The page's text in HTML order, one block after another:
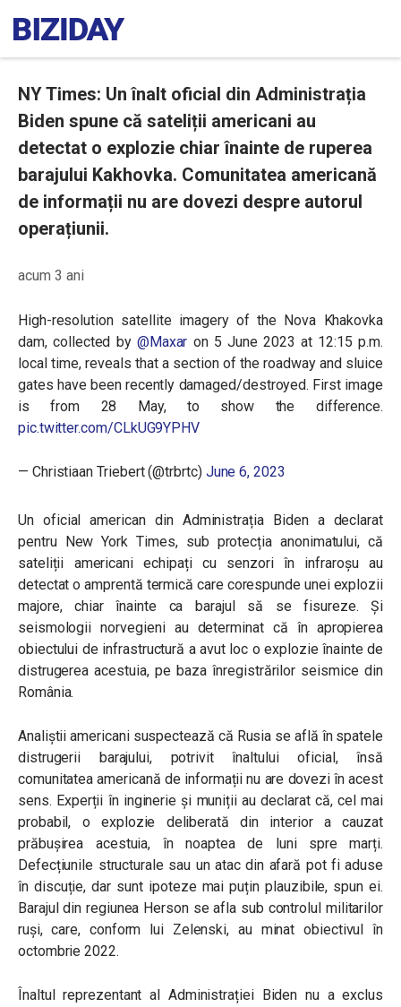
NY Times: Un înalt oficial din Administrația
Biden spune că sateliții americani au
detectat o explozie chiar înainte de ruperea
barajului Kakhovka. Comunitatea americană
de informații nu are dovezi despre autorul
operațiunii.
acum 3 ani
High-resolution satellite imagery of the Nova Khakovka
dam, collected by @Maxar on 5 June 2023 at 12:15 p.m.
local time, reveals that a section of the roadway and sluice
gates have been recently damaged/destroyed. First image
is from 28 May, to show the difference.
pic.twitter.com/CLkUG9YPHV
— Christiaan Triebert (@trbrtc) June 6, 2023
Un oficial american din Administrația Biden a declarat
pentru New York Times, sub protecția anonimatului, că
sateliții americani echipați cu senzori în infraroșu au
detectat o amprentă termică care corespunde unei explozii
majore, chiar înainte ca barajul să se fisureze. Și
seismologii norvegieni au determinat că în apropierea
obiectului de infrastructură a avut loc o explozie înainte de
distrugerea acestuia, pe baza înregistrărilor seismice din
România.
Analiștii americani suspectează că Rusia se află în spatele
distrugerii barajului, potrivit înaltului oficial, însă
comunitatea americană de informații nu are dovezi în acest
sens. Experții în inginerie și muniții au declarat că, cel mai
probabil, o explozie deliberată din interior a cauzat
prăbușirea acestuia, în noaptea de luni spre marți.
Defecțiunile structurale sau un atac din afară pot fi aduse
în discuție, dar sunt ipoteze mai puțin plauzibile, spun ei.
Barajul din regiunea Herson se afla sub controlul militarilor
ruși, care, conform lui Zelenski, au minat obiectivul în
octombrie 2022.
Înaltul reprezentant al Administrației Biden nu a exclus